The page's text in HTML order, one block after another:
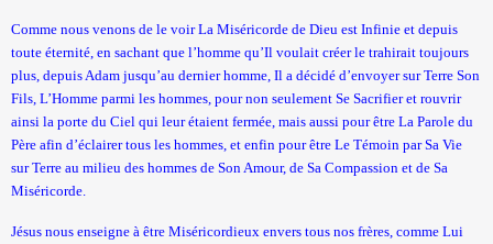
Comme nous venons de le voir La Miséricorde de Dieu est Infinie et depuis
toute éternité, en sachant que l’homme qu’Il voulait créer le trahirait toujours
plus, depuis Adam jusqu’au dernier homme, Il a décidé d’envoyer sur Terre Son
Fils, L’Homme parmi les hommes, pour non seulement Se Sacrifier et rouvrir
ainsi la porte du Ciel qui leur étaient fermée, mais aussi pour être La Parole du
Père afin d’éclairer tous les hommes, et enfin pour être Le Témoin par Sa Vie
sur Terre au milieu des hommes de Son Amour, de Sa Compassion et de Sa
Miséricorde.
Jésus nous enseigne à être Miséricordieux envers tous nos frères, comme Lui